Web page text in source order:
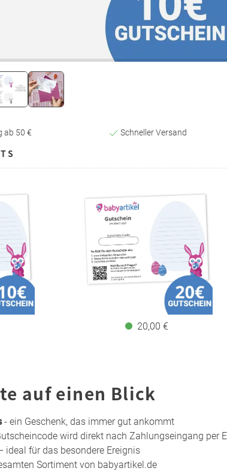
ab 50 € Schneller Versand
20,00 €
auf einen Blick
- ein Geschenk, das immer gut ankommt
wird direkt nach Zahlungseingang per
ideal für das besondere Ereignis
Sortiment von babyartikel.de